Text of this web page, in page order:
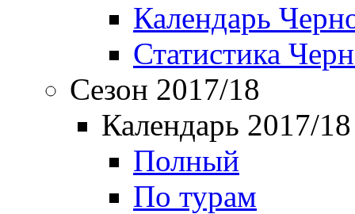
Календарь
Статистика
Сезон 2017/18
Календарь 2017/18
Полный
По турам